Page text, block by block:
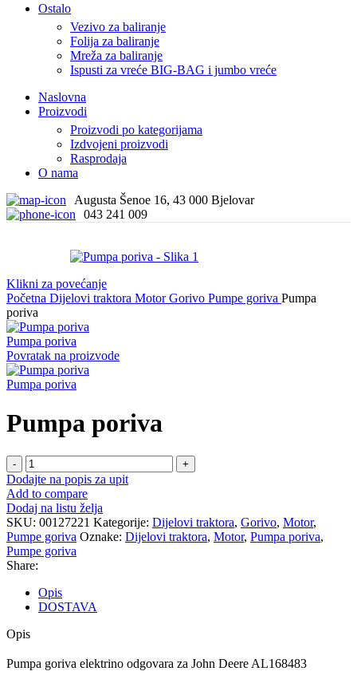
Ostalo
Vezivo za baliranje
Folija za baliranje
Mreža za baliranje
Ispusti za vreće BIG-BAG i jumbo vreće
Naslovna
Proizvodi
Proizvodi po kategorijama
Izdvojeni proizvodi
Rasprodaja
O nama
Augusta Šenoe 16, 43 000 Bjelovar
043 241 009
Klikni za povećanje
Početna Dijelovi traktora MotorGorivo Pumpe goriva Pumpa
poriva
Pumpa poriva
Povratak na proizvode
Pumpa poriva
Pumpa poriva
Pumpa
poriva
količina
Dodajte na popis za upit
Add to compare
Dodaj na listu želja
SKU: 00127221 Kategorije: Dijelovi traktora, Gorivo, Motor,
Pumpe goriva Oznake: Dijelovi traktora, Motor, Pumpa poriva,
Pumpe goriva
Share:
Opis
DOSTAVA
Opis
Pumpa goriva elektrino odgovara za John Deere AL168483